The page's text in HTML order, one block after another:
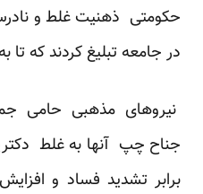
حکومتی ذهنیت غلط و
در جامعه تبلیغ کردند که تا
نیروهای مذهبی حامی
جناح چپ آنها به غلط
برابر تشدید فساد و